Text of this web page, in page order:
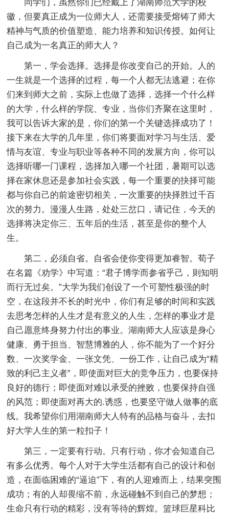
同学们，虽然你们已经戴上了湖南师范大学的校
徽，但要真正成为一位师大人，还需要接受熔铸了师大
精神与气质的价值塑造、能力培养和知识传授。如何让
自己成为一名真正的师大人？
第一，学会选择。选择是你改变自己的开始。人的
一生就是一个选择的过程，每一个人都无法逃避；在你
们来到师大之前，实际上也做了选择，选择一个什么样
的大学，什么样的学院、专业，当你们齐聚在这里时，
我可以告诉大家的是，你们的第一个关键选择成功了！
接下来在大学的几年里，你们将要面对学习与生活、爱
情与友谊、专业与职业等各种不同的发展方向，你可以
选择听哪一门课程，选择加入哪一个社团，暑期可以选
择在家休息还是参加社会实践，每一个重要的抉择可能
都与你自己的前途密切相关，一次重要的抉择胜过千百
次的努力。漫漫人生路，处处三岔口，请记住，今天的
选择将决定你三、五年后的生活，甚至是你的整个人
生。
第二，必须自省。自省会使你变得更加睿智。荀子
在名篇《劝学》中写道：“君子博学而参省乎己，则知明
而行无过矣。”大学为我们创设了一个可塑性极强的时
空，在这段并不长的时光中，你们有足够的时间和实践
去思考怎样的人生才是有意义的人生，怎样的事业才是
自己愿意终身努力付出的事业。湖南师大人应该是身心
健康、勇于担当、智慧博雅的人，你不能为了一个好分
数、一次奖学金、一张文凭、一份工作，让自己成为“精
致的利己主义者”，即使面对巨大的竞争压力，也要保持
良好的德行；即使面对难以承受的挫败，也要保持自强
的风范；即使面对再大的.诱惑，也要坚守做人做事的底
线。我希望你们用湖南师大人特有的品格与奋斗，去扣
好大学人生的第一粒扣子！
第三，一定要有行动。只有行动，你才会知道自己
有多么优秀。每个人对于大学生活都有自己的设计和创
造，在面临困难的“逼迫”下，有的人迎难而上，结果突围
成功；有的人却畏缩不前，永远碰触不到自己的梦想；
生命只有行动的精彩，没有等待的辉煌。篮球巨星科比